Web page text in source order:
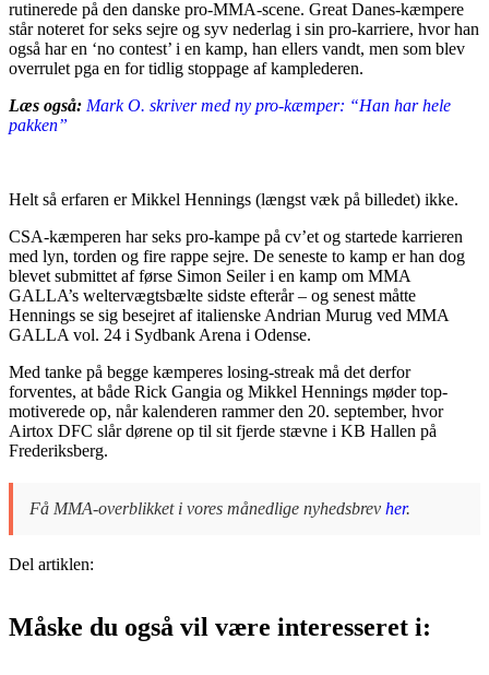
rutinerede på den danske pro-MMA-scene. Great Danes-kæmpere
står noteret for seks sejre og syv nederlag i sin pro-karriere, hvor han
også har en ‘no contest’ i en kamp, han ellers vandt, men som blev
overrulet pga en for tidlig stoppage af kamplederen.
Læs også: Mark O. skriver med ny pro-kæmper: “Han har hele
pakken”
Helt så erfaren er Mikkel Hennings (længst væk på billedet) ikke.
CSA-kæmperen har seks pro-kampe på cv’et og startede karrieren
med lyn, torden og fire rappe sejre. De seneste to kamp er han dog
blevet submittet af førse Simon Seiler i en kamp om MMA
GALLA’s weltervægtsbælte sidste efterår – og senest måtte
Hennings se sig besejret af italienske Andrian Murug ved MMA
GALLA vol. 24 i Sydbank Arena i Odense.
Med tanke på begge kæmperes losing-streak må det derfor
forventes, at både Rick Gangia og Mikkel Hennings møder top-
motiverede op, når kalenderen rammer den 20. september, hvor
Airtox DFC slår dørene op til sit fjerde stævne i KB Hallen på
Frederiksberg.
Få MMA-overblikket i vores månedlige nyhedsbrev her.
Del artiklen:
Måske du også vil være interesseret i: